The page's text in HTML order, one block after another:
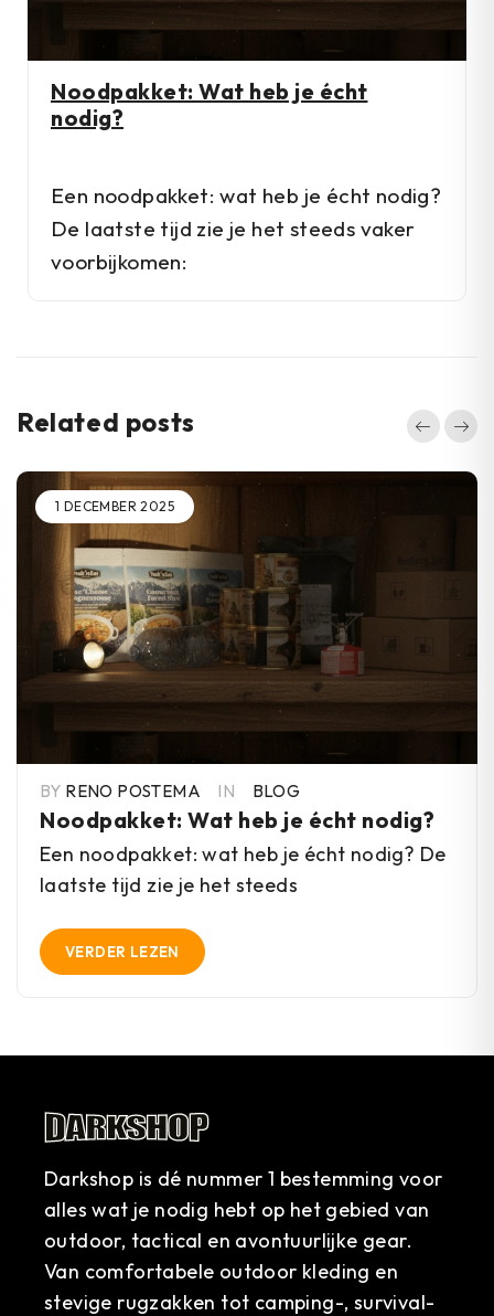
Noodpakket: Wat heb je écht
nodig?
Een noodpakket: wat heb je écht nodig?
De laatste tijd zie je het steeds vaker
voorbijkomen:
Related posts
1 DECEMBER 2025
BY RENO POSTEMA IN BLOG
Noodpakket: Wat heb je écht nodig?
Een noodpakket: wat heb je écht nodig? De
laatste tijd zie je het steeds
VERDER LEZEN
Darkshop is dé nummer 1 bestemming voor
alles wat je nodig hebt op het gebied van
outdoor, tactical en avontuurlijke gear.
Van comfortabele outdoor kleding en
stevige rugzakken tot camping-, survival-